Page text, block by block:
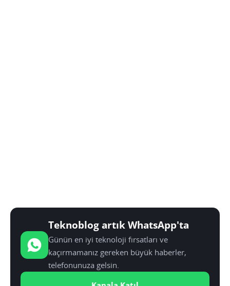
Teknoblog artık WhatsApp'ta
Günün en iyi teknoloji fırsatları ve
kaçırmamanız gereken büyük haberler,
telefonunuza gelsin.